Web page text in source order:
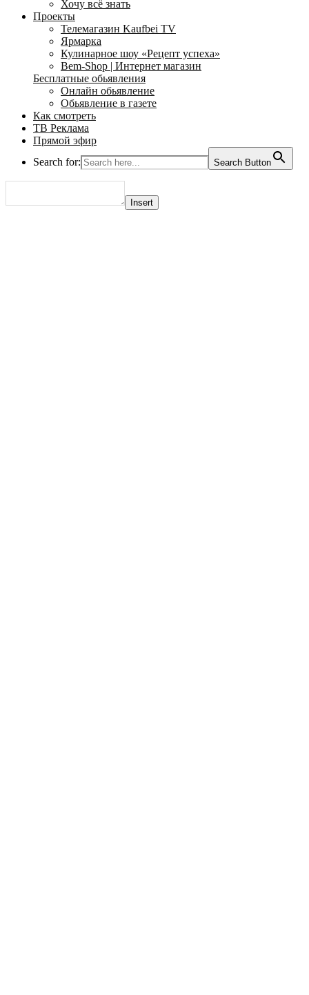
Хочу всё знать
Проекты
Телемагазин Kaufbei TV
Ярмарка
Кулинарное шоу «Рецепт успеха»
Bem-Shop | Интернет магазин
Бесплатные обьявления
Онлайн обьявление
Обьявление в газете
Как смотреть
ТВ Реклама
Прямой эфир
Search for:
Search Button
Insert